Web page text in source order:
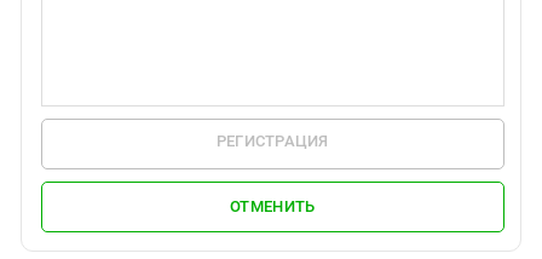
РЕГИСТРАЦИЯ
ОТМЕНИТЬ